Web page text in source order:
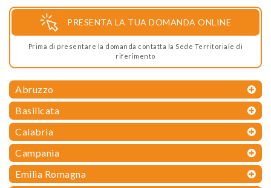
PRESENTA LA TUA DOMANDA ONLINE
Prima di presentare la domanda contatta la Sede Territoriale di
riferimento
Abruzzo
Basilicata
Calabria
Campania
Emilia Romagna